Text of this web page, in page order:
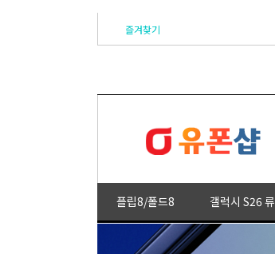
즐겨찾기
플립8/폴드8 갤럭시 S26 류